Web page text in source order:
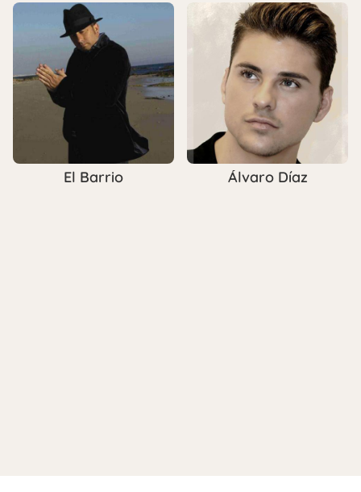
El Barrio Álvaro Díaz